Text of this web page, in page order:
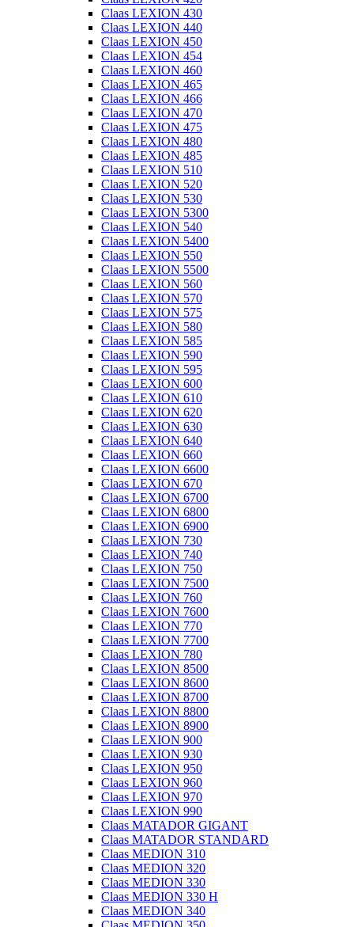
Claas LEXION 430
Claas LEXION 440
Claas LEXION 450
Claas LEXION 454
Claas LEXION 460
Claas LEXION 465
Claas LEXION 466
Claas LEXION 470
Claas LEXION 475
Claas LEXION 480
Claas LEXION 485
Claas LEXION 510
Claas LEXION 520
Claas LEXION 530
Claas LEXION 5300
Claas LEXION 540
Claas LEXION 5400
Claas LEXION 550
Claas LEXION 5500
Claas LEXION 560
Claas LEXION 570
Claas LEXION 575
Claas LEXION 580
Claas LEXION 585
Claas LEXION 590
Claas LEXION 595
Claas LEXION 600
Claas LEXION 610
Claas LEXION 620
Claas LEXION 630
Claas LEXION 640
Claas LEXION 660
Claas LEXION 6600
Claas LEXION 670
Claas LEXION 6700
Claas LEXION 6800
Claas LEXION 6900
Claas LEXION 730
Claas LEXION 740
Claas LEXION 750
Claas LEXION 7500
Claas LEXION 760
Claas LEXION 7600
Claas LEXION 770
Claas LEXION 7700
Claas LEXION 780
Claas LEXION 8500
Claas LEXION 8600
Claas LEXION 8700
Claas LEXION 8800
Claas LEXION 8900
Claas LEXION 900
Claas LEXION 930
Claas LEXION 950
Claas LEXION 960
Claas LEXION 970
Claas LEXION 990
Claas MATADOR GIGANT
Claas MATADOR STANDARD
Claas MEDION 310
Claas MEDION 320
Claas MEDION 330
Claas MEDION 330 H
Claas MEDION 340